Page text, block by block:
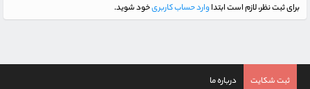
برای ثبت نظر، لازم است ابتداوارد حساب کاربریخود شوید.
ثبت شکایت درباره ما